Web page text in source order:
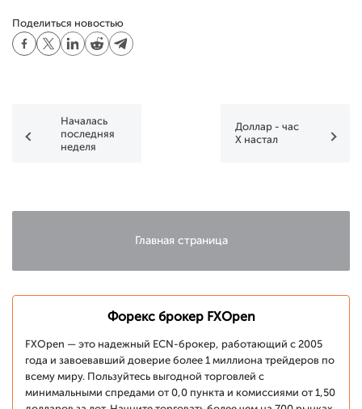
Поделиться новостью
Началась
последняя
неделя
Доллар - час
X настал
Главная страница
Форекс брокер FXOpen
FXOpen — это надежный ECN-брокер, работающий с 2005
года и завоевавший доверие более 1 миллиона трейдеров по
всему миру. Пользуйтесь выгодной торговлей с
минимальными спредами от 0,0 пункта и комиссиями от 1,50